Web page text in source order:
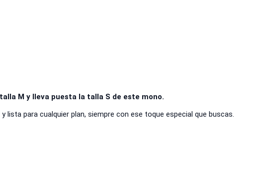
M y lleva puesta la talla S de este mono.
para cualquier plan, siempre con ese toque especial que buscas.